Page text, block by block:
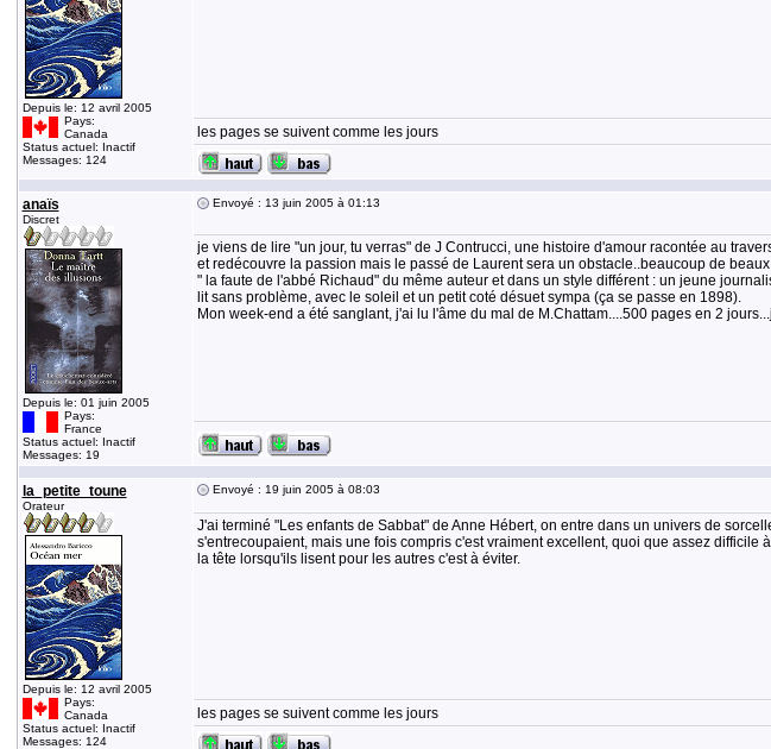
Depuis le: 12 avril 2005
Pays:
Canada
Status actuel: Inactif
Messages: 124
les pages se suivent comme les jours
anaïs
Discret
Depuis le: 01 juin 2005
Pays:
France
Status actuel: Inactif
Messages: 19
Envoyé : 13 juin 2005 à 01:13
je viens de lire "un jour, tu verras" de J Contrucci, une histoire d'amour racontée au
et redécouvre la passion mais le passé de Laurent sera un obstacle..beaucoup de
" la faute de l'abbé Richaud" du même auteur et dans un style différent : un jeune
lit sans problème, avec le soleil et un petit coté désuet sympa (ça se passe en 1898).
Mon week-end a été sanglant, j'ai lu l'âme du mal de M.Chattam....500 pages en 2
la_petite_toune
Orateur
Depuis le: 12 avril 2005
Pays:
Canada
Status actuel: Inactif
Messages: 124
Envoyé : 19 juin 2005 à 08:03
J'ai terminé "Les enfants de Sabbat" de Anne Hébert, on entre dans un univers de
s'entrecoupaient, mais une fois compris c'est vraiment excellent, quoi que assez
la tête lorsqu'ils lisent pour les autres c'est à éviter.
les pages se suivent comme les jours